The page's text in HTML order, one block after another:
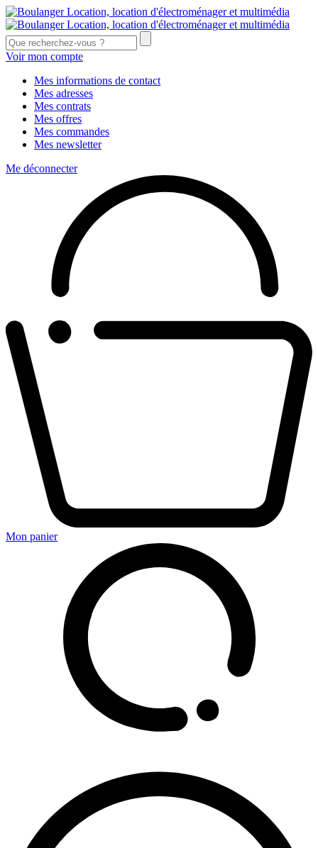
Voir mon compte
Mes informations de contact
Mes adresses
Mes contrats
Mes offres
Mes commandes
Mes newsletter
Me déconnecter
Mon panier